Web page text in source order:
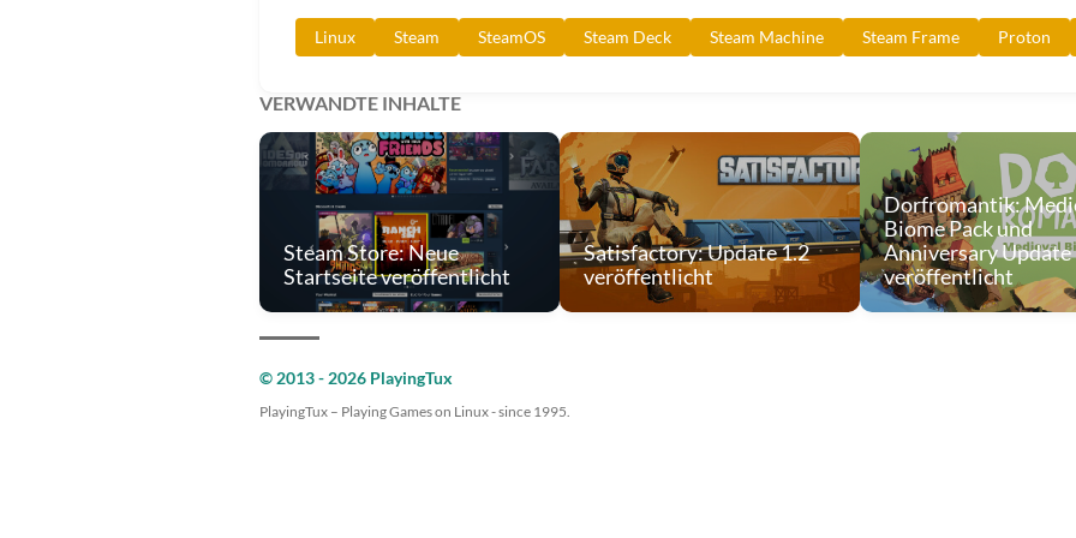
Linux Steam SteamOS Steam Deck Steam Machine Steam Frame Proton
VERWANDTE INHALTE
Steam Store: Neue
Startseite veröffentlicht
Satisfactory: Update 1.2
veröffentlicht
Dorfromantik:
Biome Pack und
Anniversary Update
veröffentlicht
© 2013 - 2026 PlayingTux
PlayingTux – Playing Games on Linux - since 1995.